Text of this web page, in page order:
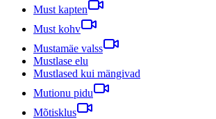
Must kapten
Must kohv
Mustamäe valss
Mustlase elu
Mustlased kui mängivad
Mutionu pidu
Mõtisklus